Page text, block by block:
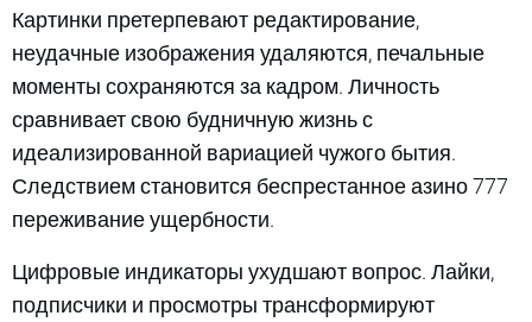
Картинки претерпевают редактирование,
неудачные изображения удаляются, печальные
моменты сохраняются за кадром. Личность
сравнивает свою будничную жизнь с
идеализированной вариацией чужого бытия.
Следствием становится беспрестанное азино 777
переживание ущербности.
Цифровые индикаторы ухудшают вопрос. Лайки,
подписчики и просмотры трансформируют